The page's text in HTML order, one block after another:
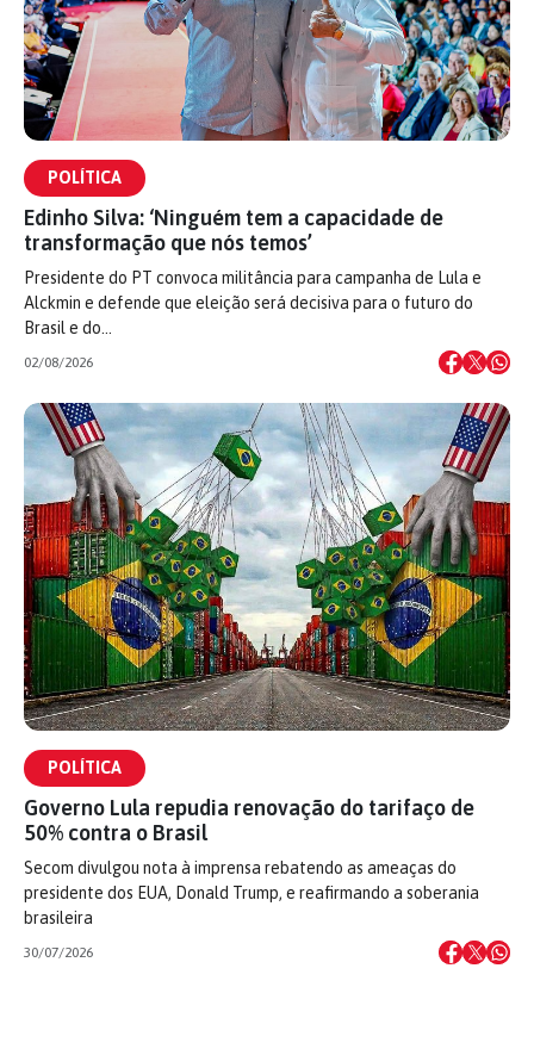
POLÍTICA
Edinho Silva: ‘Ninguém tem a capacidade de
transformação que nós temos’
Presidente do PT convoca militância para campanha de Lula e
Alckmin e defende que eleição será decisiva para o futuro do
Brasil e do…
02/08/2026
POLÍTICA
Governo Lula repudia renovação do tarifaço de
50% contra o Brasil
Secom divulgou nota à imprensa rebatendo as ameaças do
presidente dos EUA, Donald Trump, e reafirmando a soberania
brasileira
30/07/2026